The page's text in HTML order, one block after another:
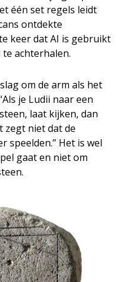
één set regels leidt
ontdekte
keer dat AI is gebruikt
achterhalen.
om de arm als het
je Ludii naar een
laat kijken, dan
zegt niet dat de
speelden.” Het is wel
gaat en niet om